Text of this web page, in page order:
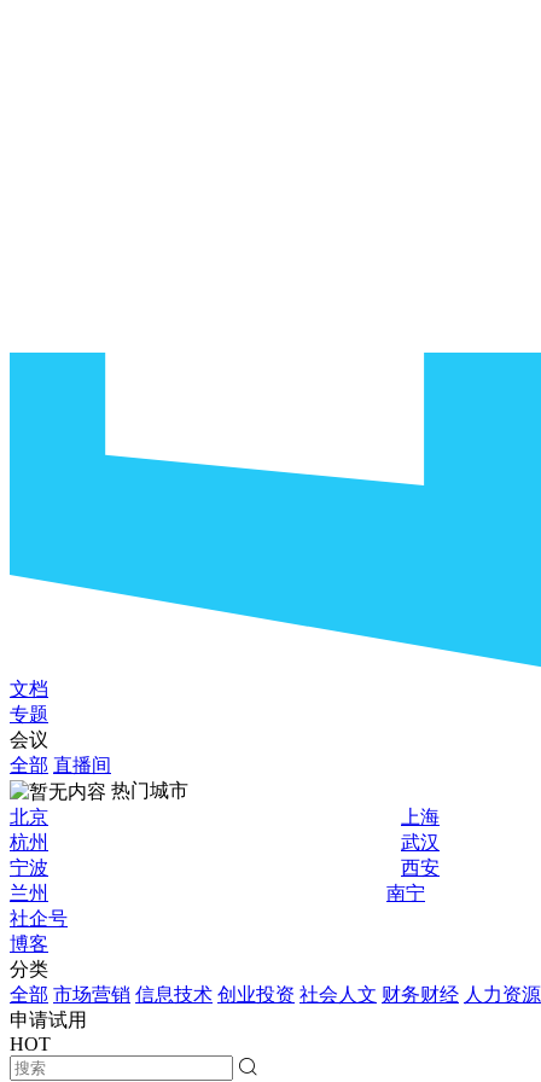
文档
专题
会议
全部 直播间
热门城市
北京
上海
杭州
武汉
宁波
西安
兰州
南宁
社企号
博客
分类
全部 市场营销 信息技术 创业投资 社会人文 财务财经 人力资源
申请试用
HOT